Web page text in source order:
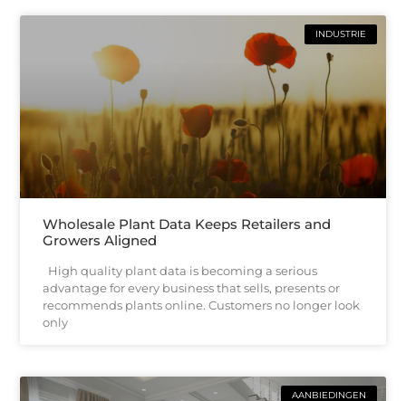
INDUSTRIE
Wholesale Plant Data Keeps Retailers and
Growers Aligned
High quality plant data is becoming a serious
advantage for every business that sells, presents or
recommends plants online. Customers no longer look
only
AANBIEDINGEN